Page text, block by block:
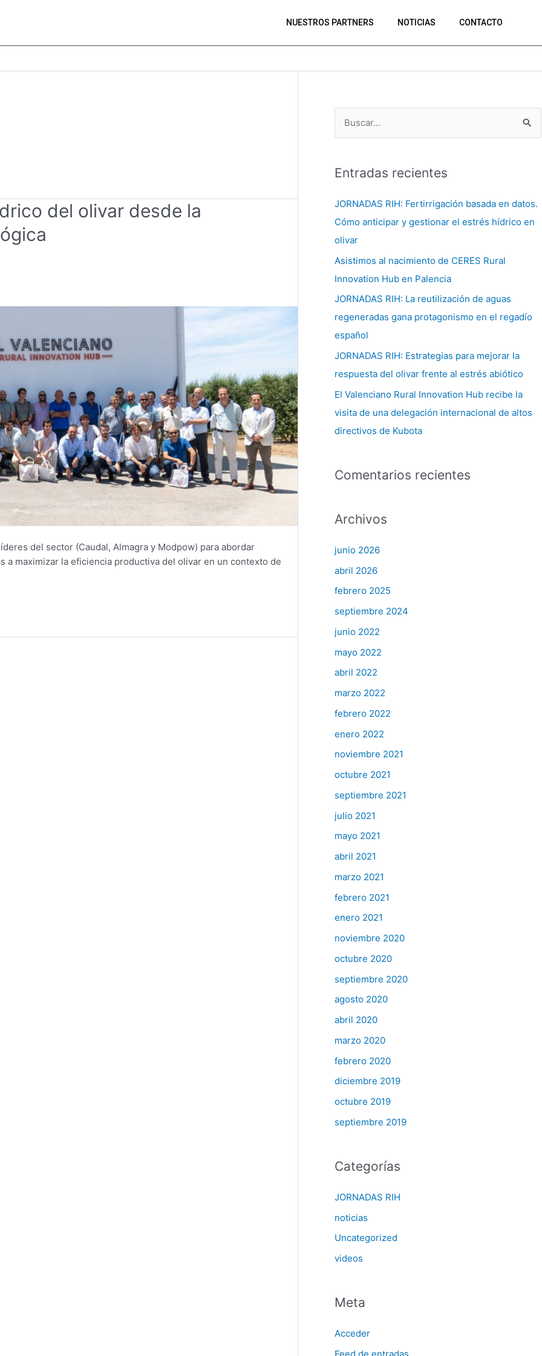
NUESTROS PARTNERS NOTICIAS CONTACTO
del olivar desde la
del sector (Caudal, Almagra y Modpow) para abordar
maximizar la eficiencia productiva del olivar en un contexto de
c
a
r
Entradas recientes
JORNADAS RIH: Fertirrigación basada en datos.
Cómo anticipar y gestionar el estrés hídrico en
olivar
Asistimos al nacimiento de CERES Rural
Innovation Hub en Palencia
JORNADAS RIH: La reutilización de aguas
regeneradas gana protagonismo en el regadío
español
JORNADAS RIH: Estrategias para mejorar la
respuesta del olivar frente al estrés abiótico
El Valenciano Rural Innovation Hub recibe la
visita de una delegación internacional de altos
directivos de Kubota
Comentarios recientes
Archivos
junio 2026
abril 2026
febrero 2025
septiembre 2024
junio 2022
mayo 2022
abril 2022
marzo 2022
febrero 2022
enero 2022
noviembre 2021
octubre 2021
septiembre 2021
julio 2021
mayo 2021
abril 2021
marzo 2021
febrero 2021
enero 2021
noviembre 2020
octubre 2020
septiembre 2020
agosto 2020
abril 2020
marzo 2020
febrero 2020
diciembre 2019
octubre 2019
septiembre 2019
Categorías
JORNADAS RIH
noticias
Uncategorized
videos
Meta
Acceder